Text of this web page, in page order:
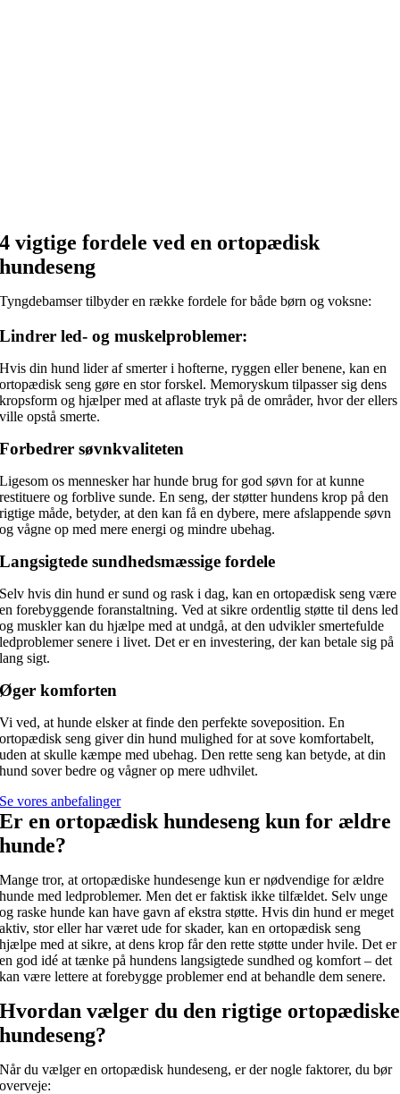
4 vigtige fordele ved en ortopædisk
hundeseng
Tyngdebamser tilbyder en række fordele for både børn og voksne:
Lindrer led- og muskelproblemer:
Hvis din hund lider af smerter i hofterne, ryggen eller benene, kan en
ortopædisk seng gøre en stor forskel. Memoryskum tilpasser sig dens
kropsform og hjælper med at aflaste tryk på de områder, hvor der ellers
ville opstå smerte.
Forbedrer søvnkvaliteten
Ligesom os mennesker har hunde brug for god søvn for at kunne
restituere og forblive sunde. En seng, der støtter hundens krop på den
rigtige måde, betyder, at den kan få en dybere, mere afslappende søvn
og vågne op med mere energi og mindre ubehag.
Langsigtede sundhedsmæssige fordele
Selv hvis din hund er sund og rask i dag, kan en ortopædisk seng være
en forebyggende foranstaltning. Ved at sikre ordentlig støtte til dens led
og muskler kan du hjælpe med at undgå, at den udvikler smertefulde
ledproblemer senere i livet. Det er en investering, der kan betale sig på
lang sigt.
Øger komforten
Vi ved, at hunde elsker at finde den perfekte soveposition. En
ortopædisk seng giver din hund mulighed for at sove komfortabelt,
uden at skulle kæmpe med ubehag. Den rette seng kan betyde, at din
hund sover bedre og vågner op mere udhvilet.
Se vores anbefalinger
Er en ortopædisk hundeseng kun for ældre
hunde?
Mange tror, at ortopædiske hundesenge kun er nødvendige for ældre
hunde med ledproblemer. Men det er faktisk ikke tilfældet. Selv unge
og raske hunde kan have gavn af ekstra støtte. Hvis din hund er meget
aktiv, stor eller har været ude for skader, kan en ortopædisk seng
hjælpe med at sikre, at dens krop får den rette støtte under hvile. Det er
en god idé at tænke på hundens langsigtede sundhed og komfort – det
kan være lettere at forebygge problemer end at behandle dem senere.
Hvordan vælger du den rigtige ortopædiske
hundeseng?
Når du vælger en ortopædisk hundeseng, er der nogle faktorer, du bør
overveje: